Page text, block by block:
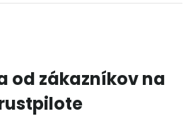
od zákazníkov na